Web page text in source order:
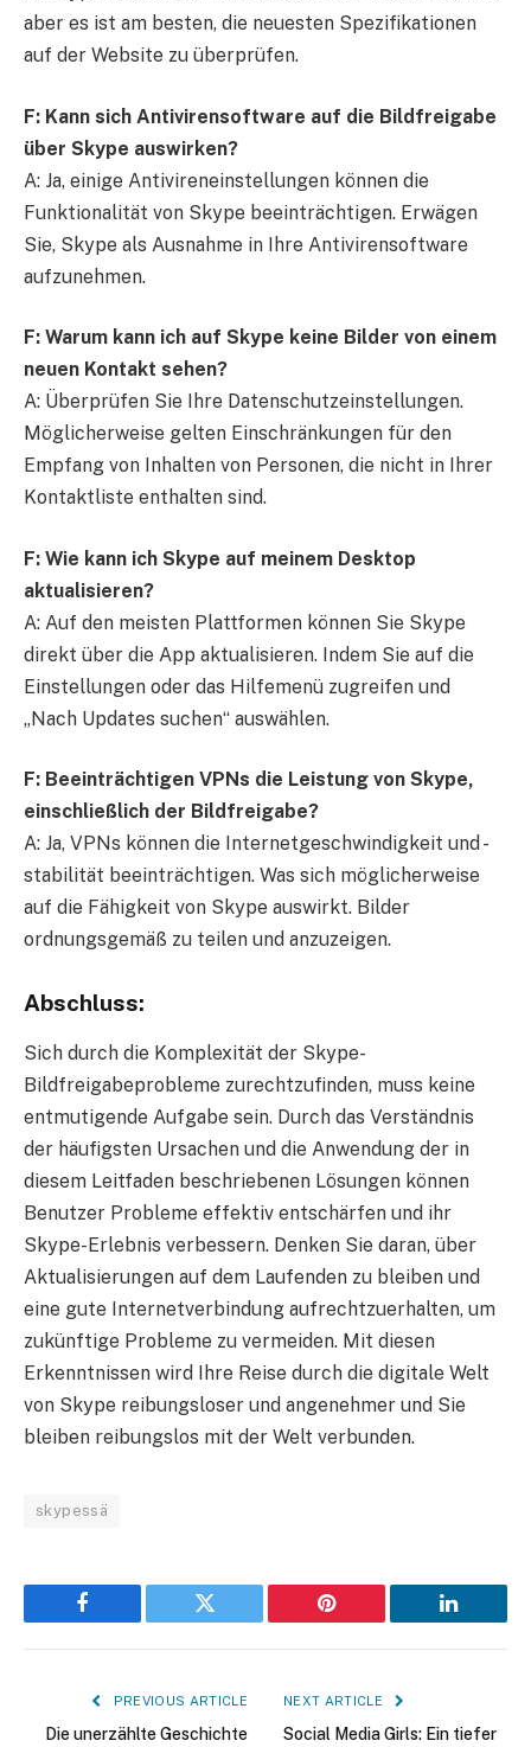
aber es ist am besten, die neuesten Spezifikationen
auf der Website zu überprüfen.
F: Kann sich Antivirensoftware auf die Bildfreigabe
über Skype auswirken?
A: Ja, einige Antivireneinstellungen können die
Funktionalität von Skype beeinträchtigen. Erwägen
Sie, Skype als Ausnahme in Ihre Antivirensoftware
aufzunehmen.
F: Warum kann ich auf Skype keine Bilder von einem
neuen Kontakt sehen?
A: Überprüfen Sie Ihre Datenschutzeinstellungen.
Möglicherweise gelten Einschränkungen für den
Empfang von Inhalten von Personen, die nicht in Ihrer
Kontaktliste enthalten sind.
F: Wie kann ich Skype auf meinem Desktop
aktualisieren?
A: Auf den meisten Plattformen können Sie Skype
direkt über die App aktualisieren. Indem Sie auf die
Einstellungen oder das Hilfemenü zugreifen und
„Nach Updates suchen“ auswählen.
F: Beeinträchtigen VPNs die Leistung von Skype,
einschließlich der Bildfreigabe?
A: Ja, VPNs können die Internetgeschwindigkeit und -
stabilität beeinträchtigen. Was sich möglicherweise
auf die Fähigkeit von Skype auswirkt. Bilder
ordnungsgemäß zu teilen und anzuzeigen.
Abschluss:
Sich durch die Komplexität der Skype-
Bildfreigabeprobleme zurechtzufinden, muss keine
entmutigende Aufgabe sein. Durch das Verständnis
der häufigsten Ursachen und die Anwendung der in
diesem Leitfaden beschriebenen Lösungen können
Benutzer Probleme effektiv entschärfen und ihr
Skype-Erlebnis verbessern. Denken Sie daran, über
Aktualisierungen auf dem Laufenden zu bleiben und
eine gute Internetverbindung aufrechtzuerhalten, um
zukünftige Probleme zu vermeiden. Mit diesen
Erkenntnissen wird Ihre Reise durch die digitale Welt
von Skype reibungsloser und angenehmer und Sie
bleiben reibungslos mit der Welt verbunden.
skypessä
Facebook Twitter Pinterest LinkedIn
PREVIOUS ARTICLE
Die unerzählte Geschichte
NEXT ARTICLE
Social Media Girls: Ein tiefer